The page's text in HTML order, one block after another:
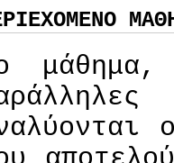
μάθημα,